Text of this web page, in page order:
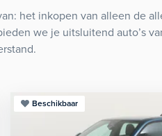
het inkopen van alleen de
we je uitsluitend auto’s
Beschikbaar